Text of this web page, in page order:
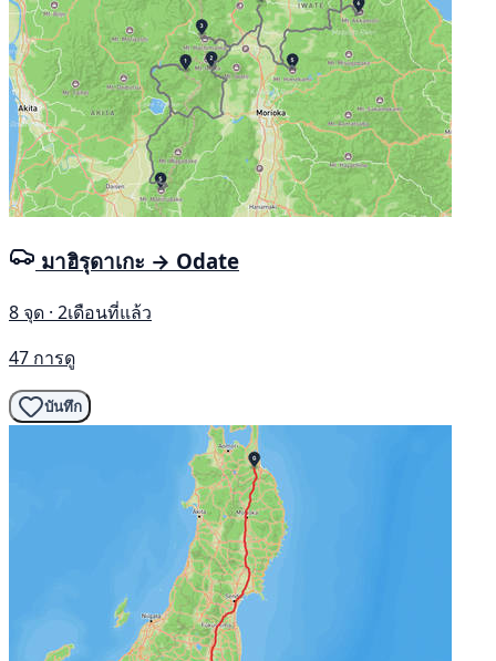
มาฮิรุดาเกะ → Odate
8 จุด · 2เดือนที่แล้ว
47 การดู
บันทึก